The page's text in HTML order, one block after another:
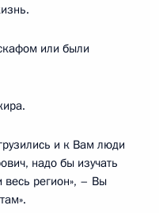
или были
и к Вам люди
надо бы изучать
весь регион», – Вы